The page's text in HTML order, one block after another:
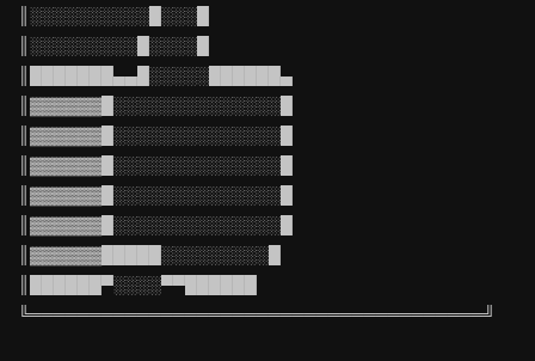
║░░░░░░░░░░█░░░█
║░░░░░░░░░█░░░░█
║███████▄▄█░░░░░██████▄
║▓▓▓▓▓▓█░░░░░░░░░░░░░░█
║▓▓▓▓▓▓█░░░░░░░░░░░░░░█
║▓▓▓▓▓▓█░░░░░░░░░░░░░░█
║▓▓▓▓▓▓█░░░░░░░░░░░░░░█
║▓▓▓▓▓▓█░░░░░░░░░░░░░░█
║▓▓▓▓▓▓█████░░░░░░░░░█
║██████▀░░░░▀▀██████
╚══════════════════════════════════════╝